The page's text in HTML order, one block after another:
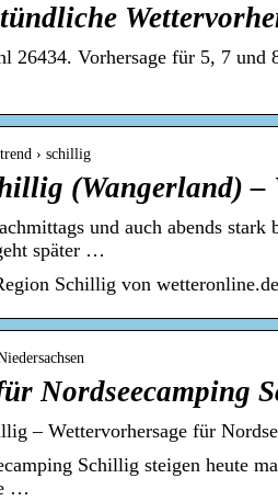
26434. Vorhersage für 5, 7 und
› schillig
(Wangerland) –
und auch abends
später …
Schillig von wetteronline.de
Nordseecamping
– Wettervorhersage für
Schillig steigen heute
…